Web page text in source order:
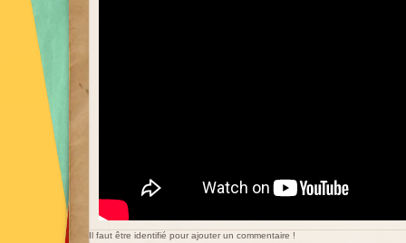
Il faut être identifié pour ajouter un commentaire !